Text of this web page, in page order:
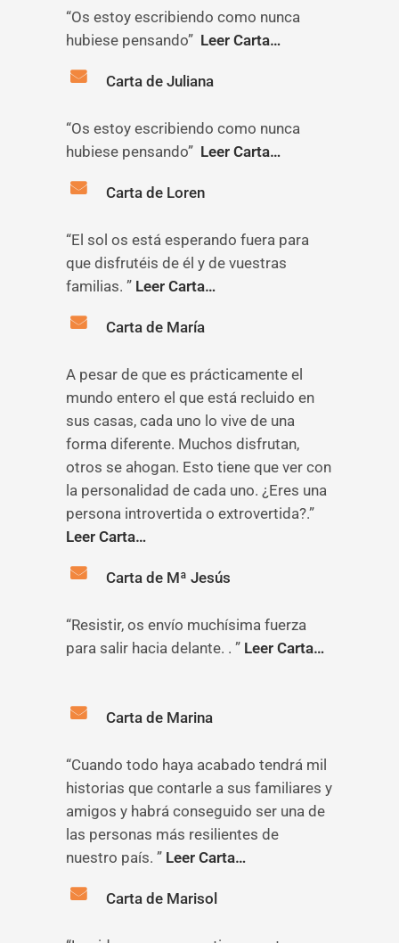
“Os estoy escribiendo como nunca
hubiese pensando” Leer Carta…
Carta de Juliana
“Os estoy escribiendo como nunca
hubiese pensando” Leer Carta…
Carta de Loren
“El sol os está esperando fuera para
que disfrutéis de él y de vuestras
familias. ” Leer Carta…
Carta de María
A pesar de que es prácticamente el
mundo entero el que está recluido en
sus casas, cada uno lo vive de una
forma diferente. Muchos disfrutan,
otros se ahogan. Esto tiene que ver con
la personalidad de cada uno. ¿Eres una
persona introvertida o extrovertida?.”
Leer Carta…
Carta de Mª Jesús
“Resistir, os envío muchísima fuerza
para salir hacia delante. . ” Leer Carta…
Carta de Marina
“Cuando todo haya acabado tendrá mil
historias que contarle a sus familiares y
amigos y habrá conseguido ser una de
las personas más resilientes de
nuestro país. ” Leer Carta…
Carta de Marisol